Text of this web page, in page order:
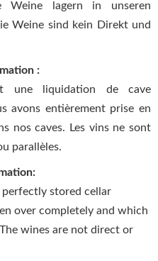
Weine lagern in unseren
Weine sind kein Direkt und
:
une liquidation de cave
avons entièrement prise en
nos caves. Les vins ne sont
parallèles.
stored cellar
over completely and which
wines are not direct or